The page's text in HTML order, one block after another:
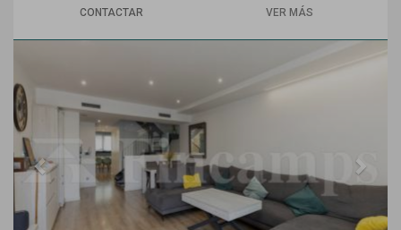
CONTACTAR VER MÁS